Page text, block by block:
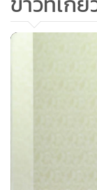
บริษัท อสมท จำกั
ทรู สเปซ จำกัด บ
สัก รีสอร์ท แอนด์
เป็นต้น” นายนร